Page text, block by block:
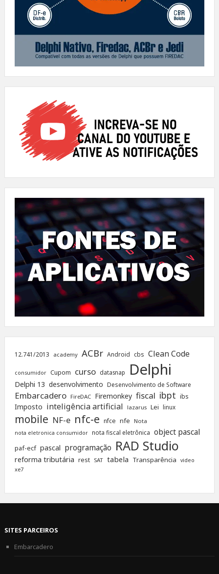
12.741/2013 academy ACBr Android cbs Clean Code
consumidor Cupom curso datasnap Delphi
Delphi 13 desenvolvimento Desenvolvimento de Software
Embarcadero FireDAC Firemonkey fiscal ibpt ibs
Imposto inteligência artificial lazarus Lei linux
mobile NF-e nfc-e nfce nfe Nota
nota eletronica consumidor nota fiscal eletrônica object pascal
paf-ecf pascal programação RAD Studio
reforma tributária rest SAT tabela Transparência video
xe7
SITES PARCEIROS
Embarcadero